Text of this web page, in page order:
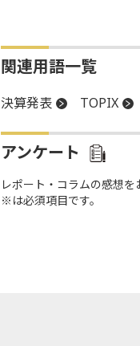
関連用語一覧
決算発表 TOPIX
アンケート
レポート・コラムの感想
※は必須項目です。